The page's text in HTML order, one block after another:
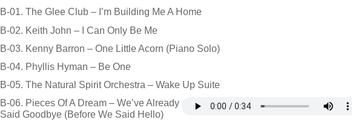
B-01. The Glee Club – I’m Building Me A Home
B-02. Keith John – I Can Only Be Me
B-03. Kenny Barron – One Little Acorn (Piano Solo)
B-04. Phyllis Hyman – Be One
B-05. The Natural Spirit Orchestra – Wake Up Suite
B-06. Pieces Of A Dream – We’ve Already
Said Goodbye (Before We Said Hello)